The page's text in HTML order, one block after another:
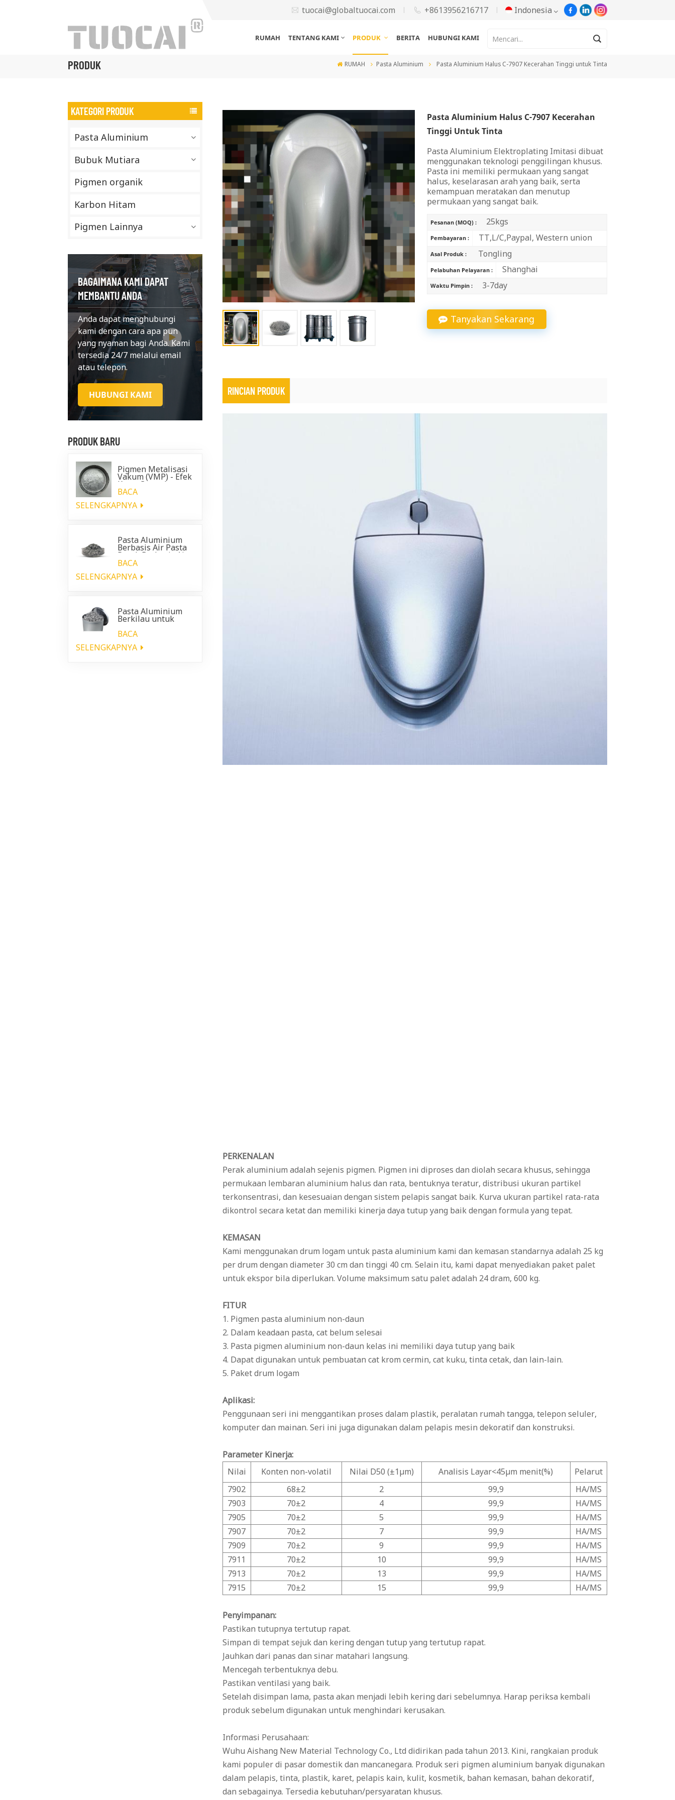
tuocai@globaltuocai.com +8613956216717 Indonesia
Português
Türkçe
Tiếng Việt
中文
RUMAH TENTANG KAMI PRODUK BERITA HUBUNGI KAMI
PRODUK RUMAH Pasta Aluminium Pasta Aluminium Halus C-7907 Kecerahan Tinggi untuk Tinta
KATEGORI PRODUK
Pasta Aluminium
Bubuk Mutiara
Pigmen organik
Karbon Hitam
Pigmen Lainnya
BAGAIMANA KAMI DAPAT
MEMBANTU ANDA
Anda dapat menghubungi
kami dengan cara apa pun
yang nyaman bagi Anda. Kami
tersedia 24/7 melalui email
atau telepon.
HUBUNGI KAMI
PRODUK BARU
Pigmen Metalisasi
Vakum (VMP) - Efek
Krom Cemerlang
untuk Pelapis
BACA
SELENGKAPNYA
Pasta Aluminium
Berbasis Air Pasta
Perak Berbasis Air
BACA
SELENGKAPNYA
Pasta Aluminium
Berkilau untuk
otomotif
BACA
SELENGKAPNYA
Pasta Aluminium Halus C-7907 Kecerahan
Tinggi Untuk Tinta
Pasta Aluminium Elektroplating Imitasi dibuat
menggunakan teknologi penggilingan khusus.
Pasta ini memiliki permukaan yang sangat
halus, keselarasan arah yang baik, serta
kemampuan meratakan dan menutup
permukaan yang sangat baik.
Pesanan (MOQ) : 25kgs
Pembayaran : TT,L/C,Paypal, Western union
Asal Produk : Tongling
Pelabuhan Pelayaran : Shanghai
Waktu Pimpin : 3-7day
Tanyakan Sekarang
RINCIAN PRODUK
PERKENALAN
Perak aluminium adalah sejenis pigmen. Pigmen ini diproses dan diolah secara khusus, sehingga
permukaan lembaran aluminium halus dan rata, bentuknya teratur, distribusi ukuran partikel
terkonsentrasi, dan kesesuaian dengan sistem pelapis sangat baik. Kurva ukuran partikel rata-rata
dikontrol secara ketat dan memiliki kinerja daya tutup yang baik dengan formula yang tepat.
KEMASAN
Kami menggunakan drum logam untuk pasta aluminium kami dan kemasan standarnya adalah 25 kg
per drum dengan diameter 30 cm dan tinggi 40 cm. Selain itu, kami dapat menyediakan paket palet
untuk ekspor bila diperlukan. Volume maksimum satu palet adalah 24 dram, 600 kg.
FITUR
1. Pigmen pasta aluminium non-daun
2. Dalam keadaan pasta, cat belum selesai
3. Pasta pigmen aluminium non-daun kelas ini memiliki daya tutup yang baik
4. Dapat digunakan untuk pembuatan cat krom cermin, cat kuku, tinta cetak, dan lain-lain.
5. Paket drum logam
Aplikasi:
Penggunaan seri ini menggantikan proses dalam plastik, peralatan rumah tangga, telepon seluler,
komputer dan mainan. Seri ini juga digunakan dalam pelapis mesin dekoratif dan konstruksi.
Parameter Kinerja:
Nilai
Konten non-volatil Nilai D50 (±1μm) Analisis Layar<45μm menit(%)
Pelarut
7902
68±2 2 99,9
HA/MS
7903
70±2 4 99,9
HA/MS
7905
70±2 5 99,9
HA/MS
7907
70±2 7 99,9
HA/MS
7909
70±2 9 99,9
HA/MS
7911
70±2 10 99,9
HA/MS
7913
70±2 13 99,9
HA/MS
7915
70±2 15 99,9 HA/MS
Penyimpanan:
Pastikan tutupnya tertutup rapat.
Simpan di tempat sejuk dan kering dengan tutup yang tertutup rapat.
Jauhkan dari panas dan sinar matahari langsung.
Mencegah terbentuknya debu.
Pastikan ventilasi yang baik.
Setelah disimpan lama, pasta akan menjadi lebih kering dari sebelumnya. Harap periksa kembali
produk sebelum digunakan untuk menghindari kerusakan.
Informasi Perusahaan:
Wuhu Aishang New Material Technology Co., Ltd didirikan pada tahun 2013. Kini, rangkaian produk
kami populer di pasar domestik dan mancanegara. Produk seri pigmen aluminium banyak digunakan
dalam pelapis, tinta, plastik, karet, pelapis kain, kulit, kosmetik, bahan kemasan, bahan dekoratif,
dan sebagainya. Tersedia kebutuhan/persyaratan khusus.